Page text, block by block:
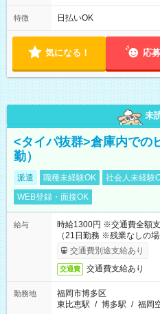
の調整も受けたまります
にご相談・お問い合わせを
特徴 日払いOK
気になる！ 応
未
<タイパ抜群>倉庫内での
勤）
派遣 職種未経験OK 社会人未経験
WEB登録・面接OK
給与
時給1300円 ※交通費全額
（21日勤務 ※残業なしの場
交通費別途支給あり
交通費 交通費支給あり
勤務地
福岡市博多区
東比恵駅 / 博多駅 / 福岡